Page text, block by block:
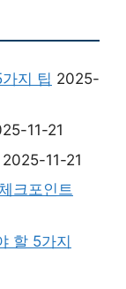
지 팁 2025-
11-21
2025-11-21
크포인트
할 5가지